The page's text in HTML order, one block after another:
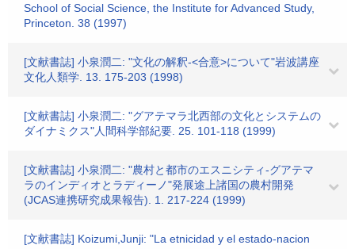
School of Social Science, the Institute for Advanced Study,
Princeton. 38 (1997)
[文献書誌] 小泉潤二: "文化の解釈-<合意>について"岩波講座
文化人類学. 13. 175-203 (1998)
[文献書誌] 小泉潤二: "グアテマラ北西部の文化とシステムの
ダイナミクス"人間科学部紀要. 25. 101-118 (1999)
[文献書誌] 小泉潤二: "農村と都市のエスニシティ-グアテマ
ラのインディオとラディーノ"発展途上諸国の農村開発
(JCAS連携研究成果報告). 1. 217-224 (1999)
[文献書誌] Koizumi,Junji: "La etnicidad y el estado-nacion